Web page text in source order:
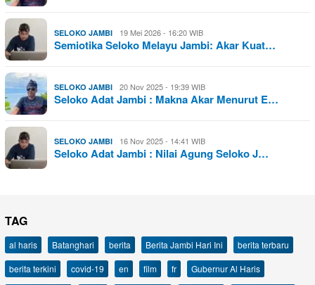
SELOKO JAMBI 19 Mei 2026 - 16:20 WIB
Semiotika Seloko Melayu Jambi: Akar Kuat…
SELOKO JAMBI 20 Nov 2025 - 19:39 WIB
Seloko Adat Jambi : Makna Akar Menurut E…
SELOKO JAMBI 16 Nov 2025 - 14:41 WIB
Seloko Adat Jambi : Nilai Agung Seloko J…
TAG
al haris Batanghari berita Berita Jambi Hari Ini
berita terbaru
berita terkini
covid-19 en film fr
Gubernur Al Haris